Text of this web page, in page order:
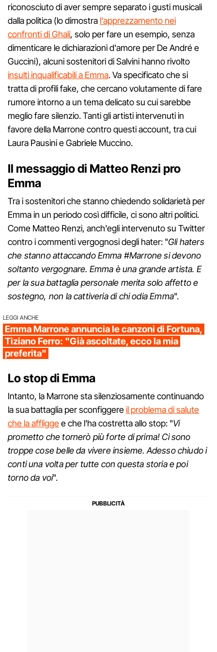
riconosciuto di aver sempre separato i gusti musicali
dalla politica (lo dimostra l'apprezzamento nei
confronti di Ghali, solo per fare un esempio, senza
dimenticare le dichiarazioni d'amore per De André e
Guccini), alcuni sostenitori di Salvini hanno rivolto
insulti inqualificabili a Emma. Va specificato che si
tratta di profili fake, che cercano volutamente di fare
rumore intorno a un tema delicato su cui sarebbe
meglio fare silenzio. Tanti gli artisti intervenuti in
favore della Marrone contro questi account, tra cui
Laura Pausini e Gabriele Muccino.
Il messaggio di Matteo Renzi pro
Emma
Tra i sostenitori che stanno chiedendo solidarietà per
Emma in un periodo così difficile, ci sono altri politici.
Come Matteo Renzi, anch'egli intervenuto su Twitter
contro i commenti vergognosi degli hater: "Gli haters
che stanno attaccando Emma #Marrone si devono
soltanto vergognare. Emma è una grande artista. E
per la sua battaglia personale merita solo affetto e
sostegno, non la cattiveria di chi odia Emma".
LEGGI ANCHE
Emma Marrone annuncia le canzoni di Fortuna,
Tiziano Ferro: "Già ascoltate, ecco la mia
preferita"
Lo stop di Emma
Intanto, la Marrone sta silenziosamente continuando
la sua battaglia per sconfiggereil problema di salute
che la affliggee che l'ha costretta allo stop: "Vi
prometto che tornerò più forte di prima! Ci sono
troppe cose belle da vivere insieme. Adesso chiudo i
conti una volta per tutte con questa storia e poi
torno da voi".